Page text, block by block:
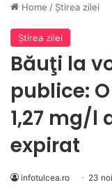
Home / Ştirea zilei
Ştirea zilei
Băuţi la
publice:
1,27 mg/l
expirat
infotulcea.ro 23